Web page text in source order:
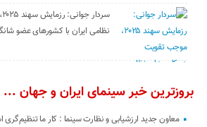
نظامی ایران با کشور‌های عضو
بروزترین خبر سینمای ایران و جهان ...
معاون جدید ارزشیابی و نظارت سینما : کار ما